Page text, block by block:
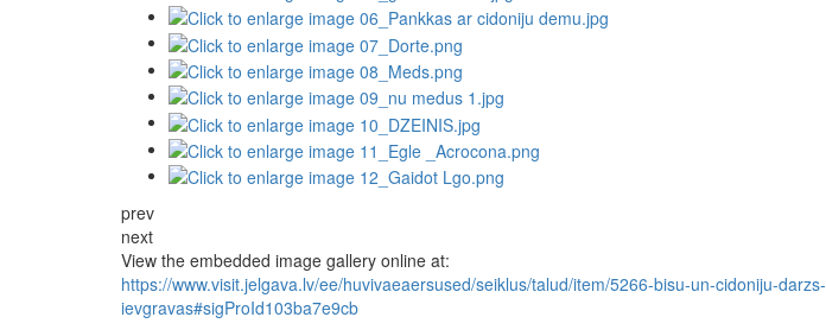
prev
next
View the embedded image gallery online at:
https://www.visit.jelgava.lv/ee/huvivaeaersused/seiklus/talud/item/5266-bisu-un-cidoniju-darzs-
ievgravas#sigProId103ba7e9cb